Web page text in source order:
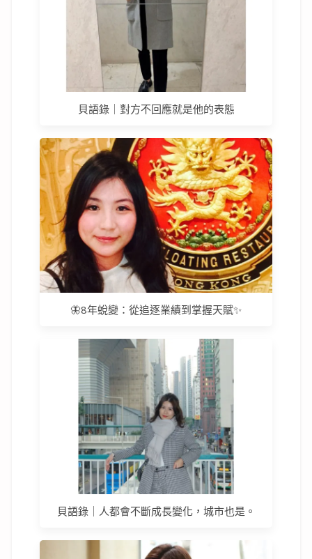
貝語錄｜對方不回應就是他的表態
🦋8年蛻變：從追逐業績到掌握天賦✨
貝語錄｜人都會不斷成長變化，城市也是。